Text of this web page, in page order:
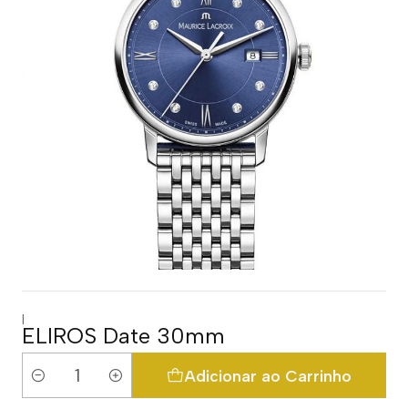
|
ELIROS Date 30mm
Quantidade
Adicionar ao Carrinho